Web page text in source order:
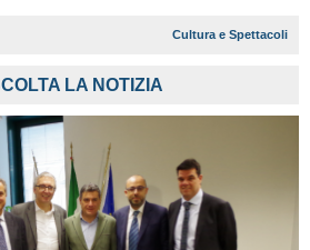
Cultura e Spettacoli
LA NOTIZIA